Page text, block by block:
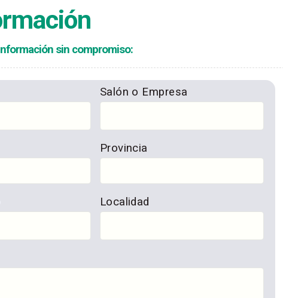
sin compromiso:
Salón o Empresa
Provincia
Localidad